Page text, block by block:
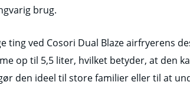
brug.
ting ved Cosori Dual Blaze airfryerens
op til 5,5 liter, hvilket betyder, at den
den ideel til store familier eller til at